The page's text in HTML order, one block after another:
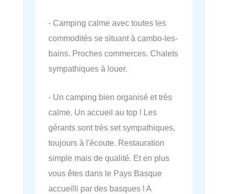
- Camping calme avec toutes les
commodités se situant à cambo-les-
bains. Proches commerces. Chalets
sympathiques à louer.
- Un camping bien organisé et très
calme. Un accueil au top ! Les
gérants sont très set sympathiques,
toujours à l'écoute. Restauration
simple mais de qualité. Et en plus
vous êtes dans le Pays Basque
accueilli par des basques ! A